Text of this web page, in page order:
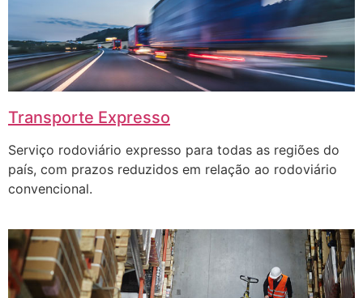
Transporte Expresso
Serviço rodoviário expresso para todas as regiões do
país, com prazos reduzidos em relação ao rodoviário
convencional.